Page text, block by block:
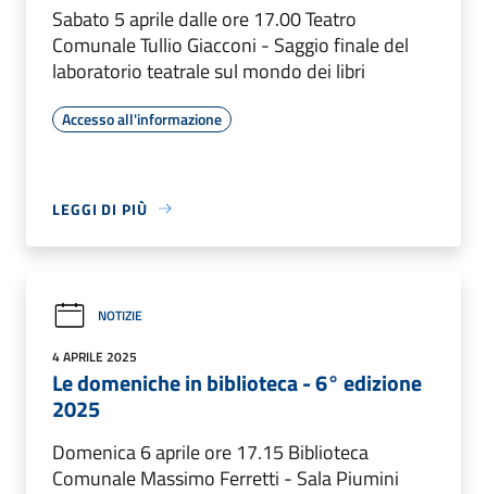
Sabato 5 aprile dalle ore 17.00 Teatro
Comunale Tullio Giacconi - Saggio finale del
laboratorio teatrale sul mondo dei libri
Accesso all'informazione
LEGGI DI PIÙ
NOTIZIE
4 APRILE 2025
Le domeniche in biblioteca - 6° edizione
2025
Domenica 6 aprile ore 17.15 Biblioteca
Comunale Massimo Ferretti - Sala Piumini